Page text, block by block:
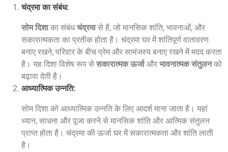
चंद्रमा का संबंध:
सोम दिशाका संबंधचंद्रमासे है, जो मानसिक शांति, भावनाओं, और
सकारात्मकता का प्रतीक होता है। चंद्रमा घर में शांतिपूर्ण वातावरण
बनाए रखने, परिवार के बीच प्रेम और सामंजस्य बनाए रखने में मदद करता
है। यह दिशा विशेष रूप से सकारात्मक ऊर्जाऔर भावनात्मक संतुलनको
बढ़ावा देती है।
आध्यात्मिक उन्नति:
सोम दिशा को आध्यात्मिक उन्नति के लिए आदर्श माना जाता है। यहां
ध्यान, साधना और पूजा करने से मानसिक शांति और आत्मिक संतुलन
प्राप्त होता है। चंद्रमा की ऊर्जा घर में सकारात्मकता और शांति लाती
है।